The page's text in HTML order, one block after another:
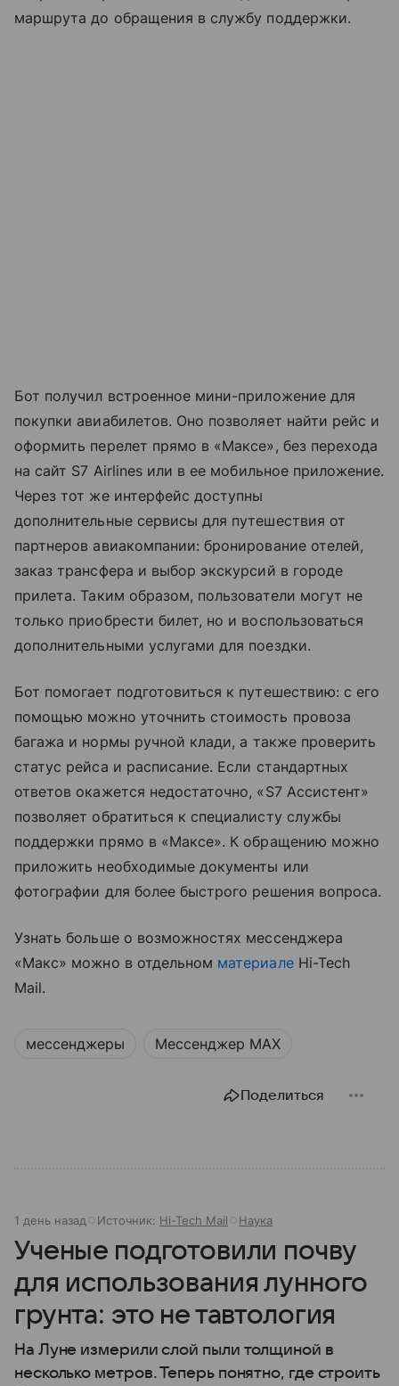
маршрута до обращения в службу поддержки.
Бот получил встроенное мини-приложение для
покупки авиабилетов. Оно позволяет найти рейс и
оформить перелет прямо в «Максе», без перехода
на сайт S7 Airlines или в ее мобильное приложение.
Через тот же интерфейс доступны
дополнительные сервисы для путешествия от
партнеров авиакомпании: бронирование отелей,
заказ трансфера и выбор экскурсий в городе
прилета. Таким образом, пользователи могут не
только приобрести билет, но и воспользоваться
дополнительными услугами для поездки.
Бот помогает подготовиться к путешествию: с его
помощью можно уточнить стоимость провоза
багажа и нормы ручной клади, а также проверить
статус рейса и расписание. Если стандартных
ответов окажется недостаточно, «S7 Ассистент»
позволяет обратиться к специалисту службы
поддержки прямо в «Максе». К обращению можно
приложить необходимые документы или
фотографии для более быстрого решения вопроса.
Узнать больше о возможностях мессенджера
«Макс» можно в отдельном материалеHi-Tech
Mail.
мессенджеры Мессенджер MAX
Поделиться
1 день назад Источник: Hi-Tech Mail Наука
Ученые подготовили почву
для использования лунного
грунта: это не тавтология
На Луне измерили слой пыли толщиной в
несколько метров. Теперь понятно, где строить